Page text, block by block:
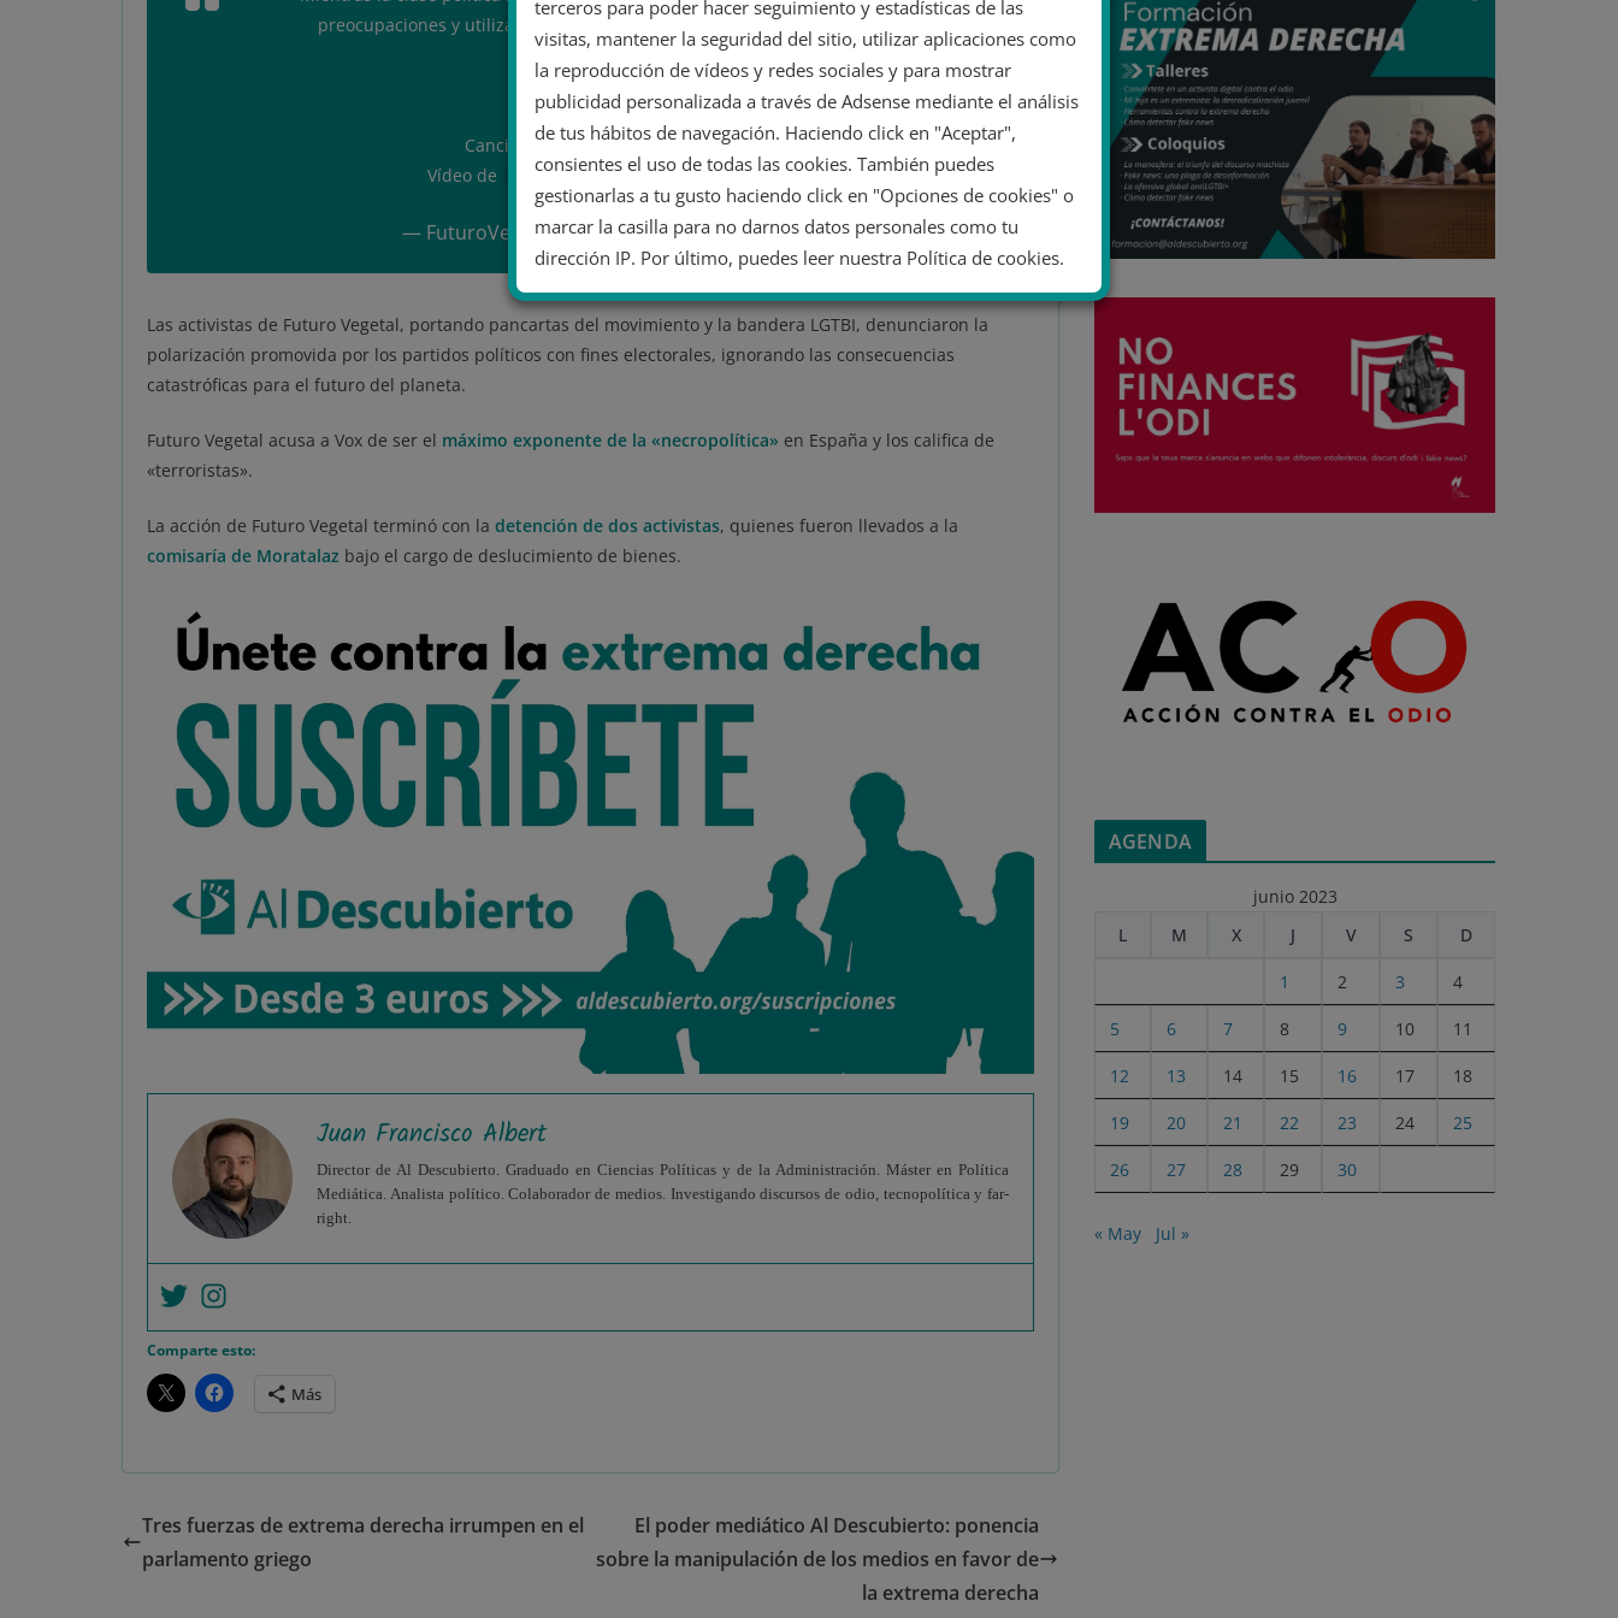
preocupaciones y utilizarla con fines electoralistas, no pensamos callarnos.
¡Amor y Furia! ❤️‍🔥
Cancionaza de @lovalois_– Grita Shout
Vídeo de
@MBauset pic.twitter.com/LiZRC2GCC6
— FuturoVegetal (@FuturoVegetal)June 25, 2023
Las activistas de Futuro Vegetal, portando pancartas del movimiento y la bandera LGTBI, denunciaron la
polarización promovida por los partidos políticos con fines electorales, ignorando las consecuencias
catastróficas para el futuro del planeta.
Futuro Vegetal acusa a Vox de ser el máximo exponente de la «necropolítica» en España y los califica de
«terroristas».
La acción de Futuro Vegetal terminó con la detención de dos activistas, quienes fueron llevados a la
comisaría de Moratalaz bajo el cargo de deslucimiento de bienes.
Juan Francisco Albert
Director de Al Descubierto. Graduado en Ciencias Políticas y de la Administración. Máster en Política
Mediática. Analista político. Colaborador de medios. Investigando discursos de odio, tecnopolítica y far-
right.
Comparte esto:
Más
Tres fuerzas de extrema derecha irrumpen en el
parlamento griego
El poder mediático Al Descubierto: ponencia
sobre la manipulación de los medios en favor de
la extrema derecha
AGENDA
junio 2023
L
M X J V S D
1 2 3 4
5 6 7 8 9 10 11
12 13 14 15 16 17 18
19 20 21 22 23 24 25
26 27 28 29 30
« May Jul »
terceros para poder hacer seguimiento y estadísticas de las
visitas, mantener la seguridad del sitio, utilizar aplicaciones como
la reproducción de vídeos y redes sociales y para mostrar
publicidad personalizada a través de Adsense mediante el análisis
de tus hábitos de navegación. Haciendo click en "Aceptar",
consientes el uso de todas las cookies. También puedes
gestionarlas a tu gusto haciendo click en "Opciones de cookies" o
marcar la casilla para no darnos datos personales como tu
dirección IP. Por último, puedes leer nuestra Política de cookies.
No dar mi información personal
Rechazar cookies Política de cookies